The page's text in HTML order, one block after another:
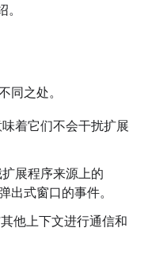
同之处。
着它们不会干扰扩展
展程序来源上的
出式窗口的事件。
他上下文进行通信和